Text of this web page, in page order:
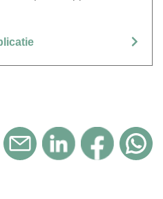
trends. De focus ligt op de
naar zorgpersoneel naar